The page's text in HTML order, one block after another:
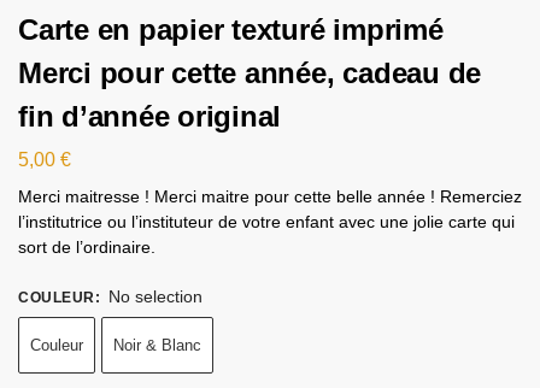
Carte en papier texturé imprimé
Merci pour cette année, cadeau de
fin d’année original
5,00 €
Merci maitresse ! Merci maitre pour cette belle année ! Remerciez
l’institutrice ou l’instituteur de votre enfant avec une jolie carte qui
sort de l’ordinaire.
COULEUR : No selection
Couleur Noir & Blanc